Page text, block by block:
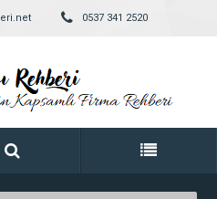
0537 341 2520